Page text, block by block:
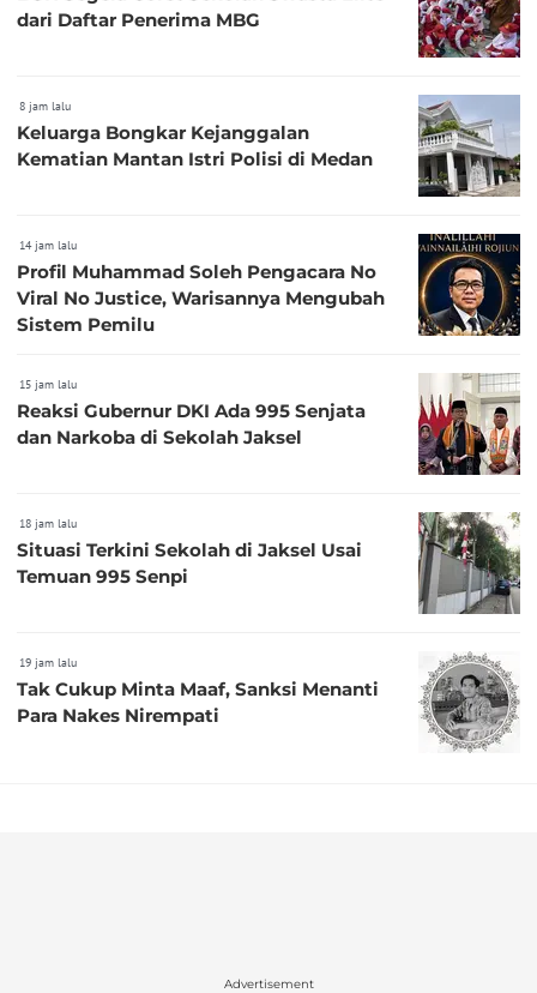
dari Daftar Penerima MBG
8 jam lalu
Keluarga Bongkar Kejanggalan
Kematian Mantan Istri Polisi di Medan
14 jam lalu
Profil Muhammad Soleh Pengacara No
Viral No Justice, Warisannya Mengubah
Sistem Pemilu
15 jam lalu
Reaksi Gubernur DKI Ada 995 Senjata
dan Narkoba di Sekolah Jaksel
18 jam lalu
Situasi Terkini Sekolah di Jaksel Usai
Temuan 995 Senpi
19 jam lalu
Tak Cukup Minta Maaf, Sanksi Menanti
Para Nakes Nirempati
Advertisement